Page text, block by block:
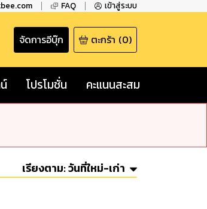
FAQ เข้าสู่ระบบ
จัดการอีบุ๊ก ตะกร้า (0)
โปรโมชั่น คะแนนสะสม
เรียงตาม:วันที่ใหม่-เก่า